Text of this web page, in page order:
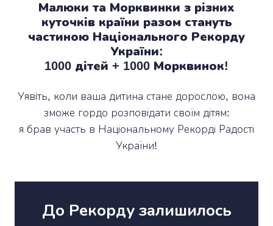
Малюки та Морквинки з різних
куточків країни разом стануть
частиною Національного Рекорду
України:
1000 дітей + 1000 Морквинок!
Уявіть, коли ваша дитина стане дорослою, вона
зможе гордо розповідати своїм дітям:
я брав участь в Національному Рекорді Радості
України!
До Рекорду залишилось